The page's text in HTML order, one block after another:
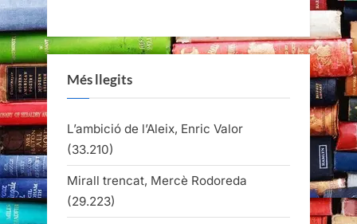
Més llegits
L’ambició de l’Aleix, Enric Valor
(33.210)
Mirall trencat, Mercè Rodoreda
(29.223)